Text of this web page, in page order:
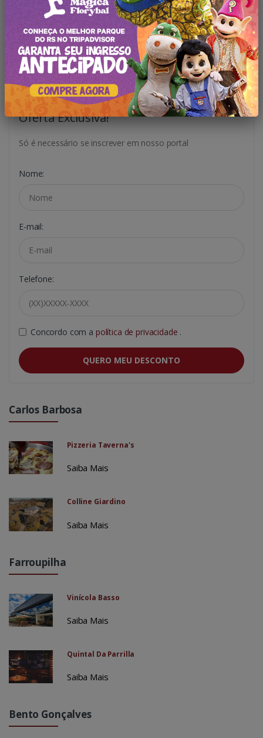
Saiba Mais
Saiba Mais
Oferta Exclusiva!
Só é necessário se inscrever em nosso portal
Nome:
E-mail:
Telefone:
Concordo com a política de privacidade .
QUERO MEU DESCONTO
Carlos Barbosa
Pizzeria Taverna's
Saiba Mais
Colline Giardino
Saiba Mais
Farroupilha
Vinícola Basso
Saiba Mais
Quintal Da Parrilla
Saiba Mais
Bento Gonçalves